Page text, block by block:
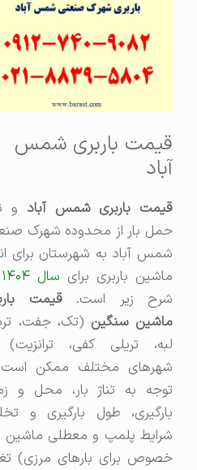
قیمت باربری شمس
آباد
قیمت باربری شمس آباد و نرخ
حمل بار از محدوده شهرک صنعتی
شمس آباد به شهرستان برای انواع
ماشین باربری برایسال ۱۴۰۴
به
شرح زیر است.قیمت باربری
ماشین سنگین(تک، جفت، تریلی
لبه، تریلی کفی، ترانزیت) به
شهرهای مختلف ممکن است با
توجه به تناژ بار، محل و زمان
بارگیری، طول بارگیری و تخلیه،
شرایط پلمپ و معطلی ماشین (به
خصوص برای بارهای مرزی) تغییر